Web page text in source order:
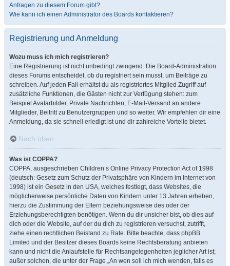
Anfragen zu diesem Forum gibt?
Wie kann ich einen Administrator des Boards kontaktieren?
Registrierung und Anmeldung
Wozu muss ich mich registrieren?
Eine Registrierung ist nicht unbedingt zwingend. Die Board-Administration
dieses Forums entscheidet, ob du registriert sein musst, um Beiträge zu
schreiben. Auf jeden Fall erhältst du als registriertes Mitglied Zugriff auf
zusätzliche Funktionen, die Gästen nicht zur Verfügung stehen: zum
Beispiel Avatarbilder, Private Nachrichten, E-Mail-Versand an andere
Mitglieder, Beitritt zu Benutzergruppen und so weiter. Wir empfehlen dir eine
Anmeldung, da sie schnell erledigt ist und dir zahlreiche Vorteile bietet.
Nach oben
Was ist COPPA?
COPPA, ausgeschrieben Children’s Online Privacy Protection Act of 1998
(deutsch: Gesetz zum Schutz der Privatsphäre von Kindern im Internet von
1998) ist ein Gesetz in den USA, welches festlegt, dass Websites, die
möglicherweise persönliche Daten von Kindern unter 13 Jahren erheben,
hierzu die Zustimmung der Eltern beziehungsweise des oder der
Erziehungsberechtigten benötigen. Wenn du dir unsicher bist, ob dies auf
dich oder die Website, auf der du dich zu registrieren versuchst, zutrifft,
ziehe einen rechtlichen Beistand zu Rate. Bitte beachte, dass phpBB
Limited und der Besitzer dieses Boards keine Rechtsberatung anbieten
kann und nicht die Anlaufstelle für Rechtsangelegenheiten jeglicher Art ist;
außer solchen, die unter der Frage „An wen soll ich mich wenden, falls es